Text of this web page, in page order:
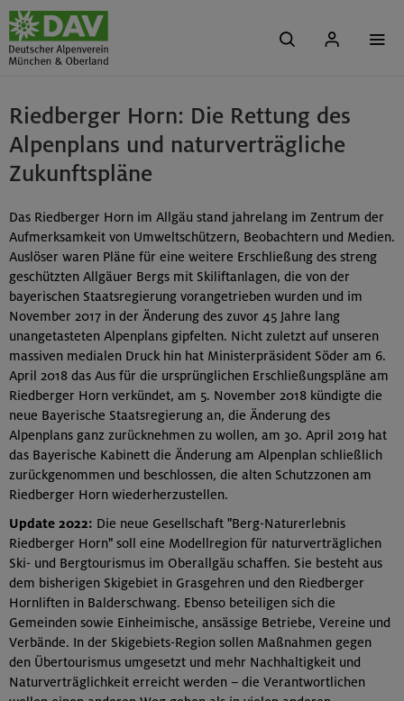
Riedberger Horn: Die Rettung des
Alpenplans und naturverträgliche
Zukunftspläne
Das Riedberger Horn im Allgäu stand jahrelang im Zentrum der
Aufmerksamkeit von Umweltschützern, Beobachtern und Medien.
Auslöser waren Pläne für eine weitere Erschließung des streng
geschützten Allgäuer Bergs mit Skiliftanlagen, die von der
bayerischen Staatsregierung vorangetrieben wurden und im
November 2017 in der Änderung des zuvor 45 Jahre lang
unangetasteten Alpenplans gipfelten. Nicht zuletzt auf unseren
massiven medialen Druck hin hat Ministerpräsident Söder am 6.
April 2018 das Aus für die ursprünglichen Erschließungspläne am
Riedberger Horn verkündet, am 5. November 2018 kündigte die
neue Bayerische Staatsregierung an, die Änderung des
Alpenplans ganz zurücknehmen zu wollen, am 30. April 2019 hat
das Bayerische Kabinett die Änderung am Alpenplan schließlich
zurückgenommen und beschlossen, die alten Schutzzonen am
Riedberger Horn wiederherzustellen.
Update 2022: Die neue Gesellschaft "Berg-Naturerlebnis
Riedberger Horn" soll eine Modellregion für naturverträglichen
Ski- und Bergtourismus im Oberallgäu schaffen. Sie besteht aus
dem bisherigen Skigebiet in Grasgehren und den Riedberger
Hornliften in Balderschwang. Ebenso beteiligen sich die
Gemeinden sowie Einheimische, ansässige Betriebe, Vereine und
Verbände. In der Skigebiets-Region sollen Maßnahmen gegen
den Übertourismus umgesetzt und mehr Nachhaltigkeit und
Naturverträglichkeit erreicht werden – die Verantwortlichen